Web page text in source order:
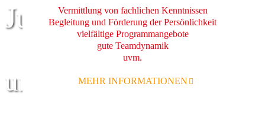
Jugend
und Familie
Vermittlung von fachlichen Kenntnissen
Begleitung und Förderung der Persönlichkeit
vielfältige Programmangebote
gute Teamdynamik
uvm.
MEHR INFORMATIONEN